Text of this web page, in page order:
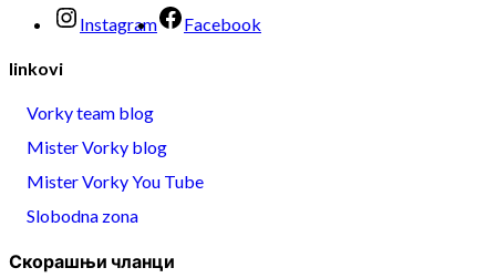
Instagram Facebook
linkovi
Vorky team blog
Mister Vorky blog
Mister Vorky You Tube
Slobodna zona
Скорашњи чланци